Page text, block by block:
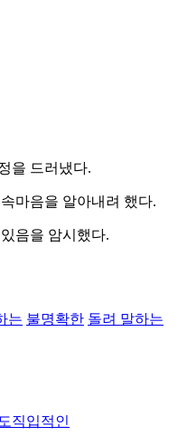
을 드러냈다.
마음을 알아내려 했다.
음을 암시했다.
는 불명확한 돌려 말하는
직입적인